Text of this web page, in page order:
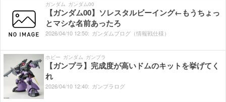
ガンダム ガンダム00
【ガンダム00】ソレスタルビーイング←もうちょっ
とマシな名前あったろ
2026/04/10 12:50: ガンダムブログ（情報戦仕様）
ホビー ガンダム ガンプラ
【ガンプラ】完成度が高いドムのキットを挙げてく
れ
2026/04/10 12:40: ガンプラログ